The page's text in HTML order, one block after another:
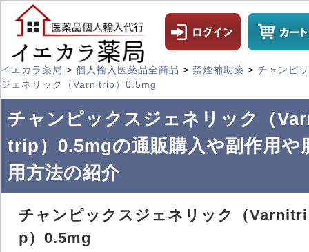
イエカラ薬局 > 個人輸入医薬品全商品 > 禁煙補助薬 > チャンピ
ジェネリック（Varnitrip）0.5mg
チャンピックスジェネリック（
trip）0.5mgの通販購入や副作用や
用方法の紹介
チャンピックスジェネリック（Varnitri
p）0.5mg